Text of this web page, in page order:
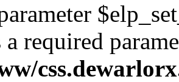
a required